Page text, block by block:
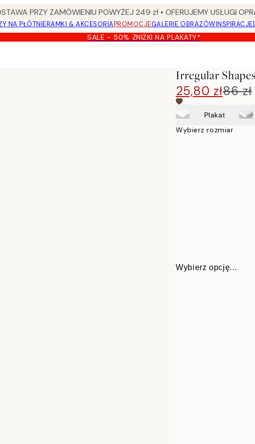
PRZY ZAMÓWIENIU POWYŻEJ 249 zł • OFERUJEMY USŁUGI
NA PŁÓTNIERAMKI & AKCESORIAPROMOCJEGALERIE OBRAZÓWINSPIRACJE
SALE - 50% ZNIŻKI NA PLAKATY*
Irregular
25,80 zł86 zł
Plakat
Wybierz rozmiar
Wybierz opcję...